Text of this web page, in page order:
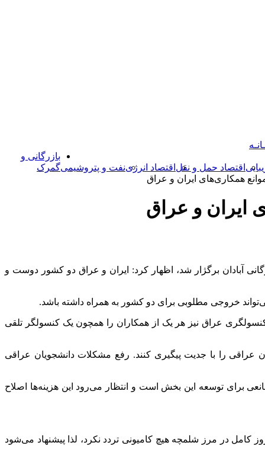
اقتصاد حمل و نقل اقتصاد انرژینفت و پتروشیمی
بازرگانی و
گمرک
همکاری‌های ایران و عراق
ایران و عراق
آبادان برگژار شد، اظهار کرد: ایران و عراق دو کشور دوست و
خروجی مطلوبی برای دو کشور به همراه داشته باشد.
عراق نیز هر یک از همکاران را همچون یک کنسولگر تلقی
بانوان عراقی را با جدیت پیگیری کنند. رفع مشکلات دانشجویان عراقی
برای توسعه این بخش است و انتظار می‌رود این هزینه‌ها اصلاح
عراق در خوزستان موضوع تسهیل تردد کامیون‌های باری در ایام اربعین را از دیگر موارد مهم دانست و گفت: سال گذشته ۱۰ روز کامل در مرز شلمچه هیچ کامیونی تردد نکرد، لذا پیشنهاد می‌شود